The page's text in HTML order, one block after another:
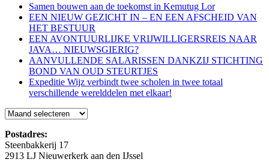
Samen bouwen aan de toekomst in Kemutug Lor
EEN NIEUW GEZICHT IN – EN EEN AFSCHEID VAN
HET BESTUUR
EEN AVONTUURLIJKE VRIJWILLIGERSREIS NAAR
JAVA… NIEUWSGIERIG?
AANVULLENDE SALARISSEN DANKZIJ STICHTING
BOND VAN OUD STEURTJES
Expeditie Wijz verbindt twee scholen in twee totaal
verschillende werelddelen met elkaar!
Blog
Postadres:
Steenbakkerij 17
2913 LJ Nieuwerkerk aan den IJssel